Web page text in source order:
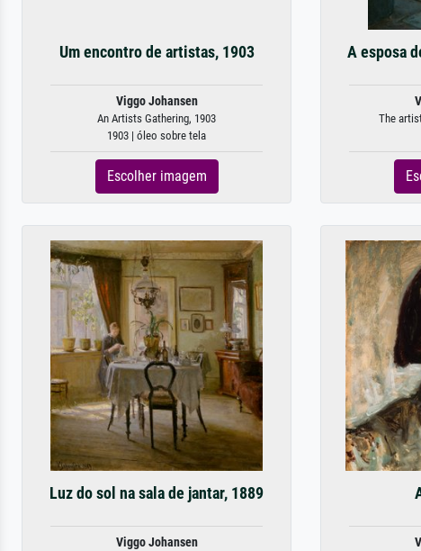
Um encontro de artistas, 1903
Viggo Johansen
An Artists Gathering, 1903
1903 | óleo sobre tela
Escolher imagem
A esposa
The
Luz do sol na sala de jantar, 1889
Viggo Johansen